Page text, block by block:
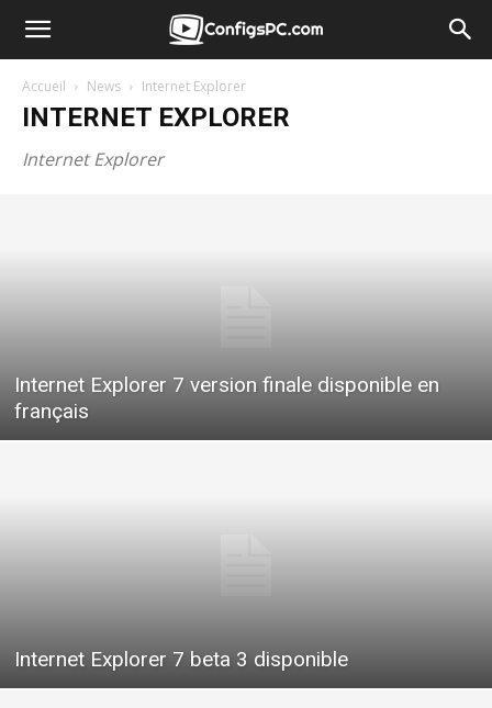
Accueil News Internet Explorer
INTERNET EXPLORER
Internet Explorer
Internet Explorer 7 version finale disponible en
français
Internet Explorer 7 beta 3 disponible